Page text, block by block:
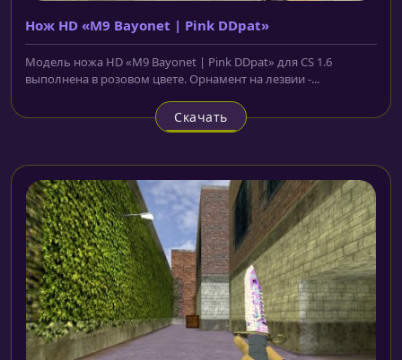
Нож HD «M9 Bayonet | Pink DDpat»
Модель ножа HD «M9 Bayonet | Pink DDpat» для CS 1.6
выполнена в розовом цвете. Орнамент на лезвии -...
Скачать